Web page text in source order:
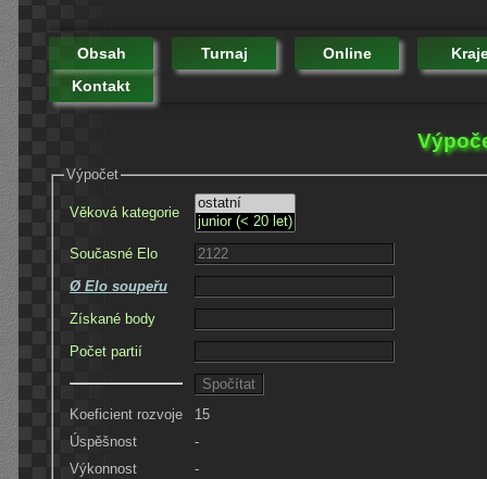
Obsah Turnaj Online
Kontakt
Výpočet
Věková kategorie
Současné Elo
Ø Elo soupeřu
Získané body
Počet partií
Koeficient rozvoje
15
Úspěšnost
-
Výkonnost
-